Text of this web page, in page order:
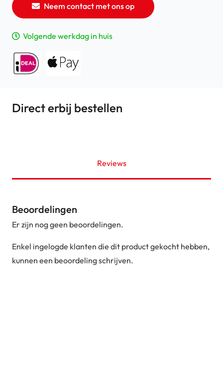
Neem contact met ons op
Volgende werkdag in huis
Direct erbij bestellen
Reviews
Beoordelingen
Er zijn nog geen beoordelingen.
Enkel ingelogde klanten die dit product gekocht hebben,
kunnen een beoordeling schrijven.